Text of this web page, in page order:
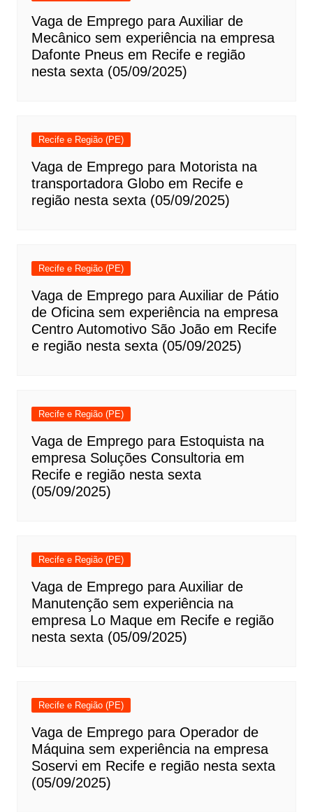
Vaga de Emprego para Auxiliar de
Mecânico sem experiência na empresa
Dafonte Pneus em Recife e região
nesta sexta (05/09/2025)
Recife e Região (PE)
Vaga de Emprego para Motorista na
transportadora Globo em Recife e
região nesta sexta (05/09/2025)
Recife e Região (PE)
Vaga de Emprego para Auxiliar de Pátio
de Oficina sem experiência na empresa
Centro Automotivo São João em Recife
e região nesta sexta (05/09/2025)
Recife e Região (PE)
Vaga de Emprego para Estoquista na
empresa Soluções Consultoria em
Recife e região nesta sexta
(05/09/2025)
Recife e Região (PE)
Vaga de Emprego para Auxiliar de
Manutenção sem experiência na
empresa Lo Maque em Recife e região
nesta sexta (05/09/2025)
Recife e Região (PE)
Vaga de Emprego para Operador de
Máquina sem experiência na empresa
Soservi em Recife e região nesta sexta
(05/09/2025)